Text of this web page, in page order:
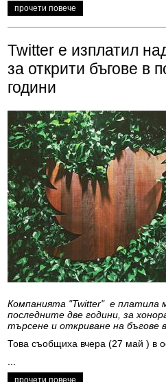
прочети повече
Twitter е изплатил
за открити бъгове в
години
Компанията "Twitter" е платила
последните две години, за
търсене и откриване на бъгове
Това съобщиха вчера (27 май ) в
прочети повече